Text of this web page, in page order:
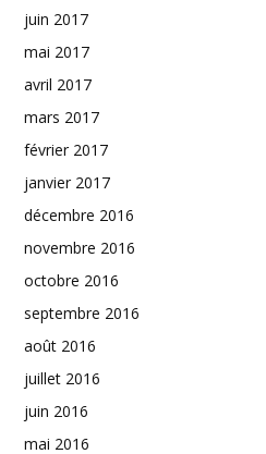
juin 2017
mai 2017
avril 2017
mars 2017
février 2017
janvier 2017
décembre 2016
novembre 2016
octobre 2016
septembre 2016
août 2016
juillet 2016
juin 2016
mai 2016